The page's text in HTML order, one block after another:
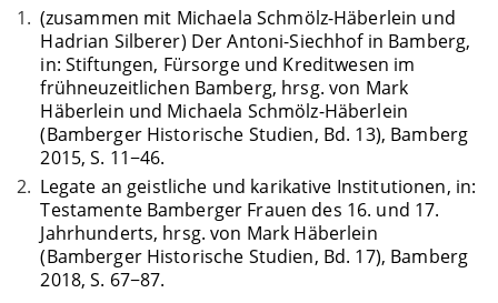
(zusammen mit Michaela Schmölz-Häberlein und
Hadrian Silberer) Der Antoni-Siechhof in Bamberg,
in: Stiftungen, Fürsorge und Kreditwesen im
frühneuzeitlichen Bamberg, hrsg. von Mark
Häberlein und Michaela Schmölz-Häberlein
(Bamberger Historische Studien, Bd. 13), Bamberg
2015, S. 11−46.
Legate an geistliche und karikative Institutionen, in:
Testamente Bamberger Frauen des 16. und 17.
Jahrhunderts, hrsg. von Mark Häberlein
(Bamberger Historische Studien, Bd. 17), Bamberg
2018, S. 67−87.